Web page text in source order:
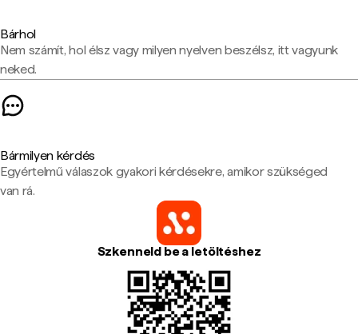
Bárhol
Nem számít, hol élsz vagy milyen nyelven beszélsz, itt vagyunk
neked.
Bármilyen kérdés
Egyértelmű válaszok gyakori kérdésekre, amikor szükséged
van rá.
Szkenneld be a letöltéshez